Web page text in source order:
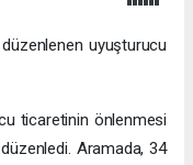
uyuşturucu
ticaretinin önlenmesi
Aramada, 34